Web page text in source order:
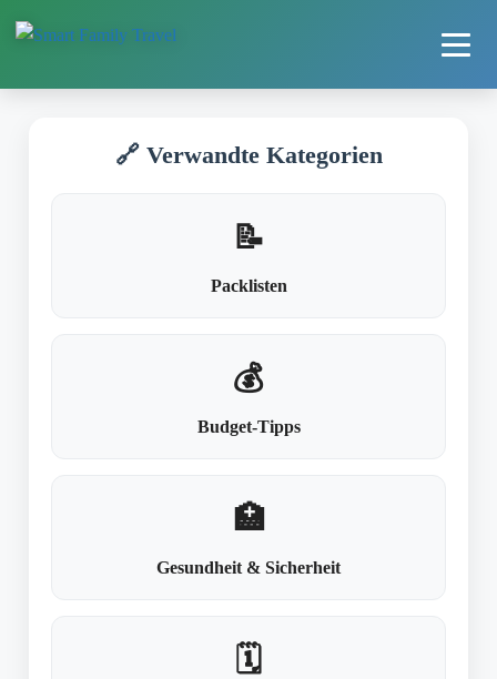
🔗 Verwandte Kategorien
📝
Packlisten
💰
Budget-Tipps
🏥
Gesundheit & Sicherheit
🗓️